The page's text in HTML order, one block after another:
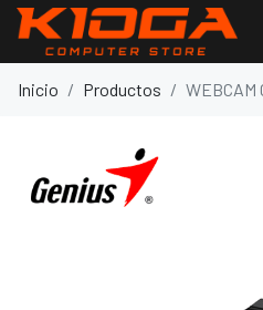
Inicio Productos WEBCAM